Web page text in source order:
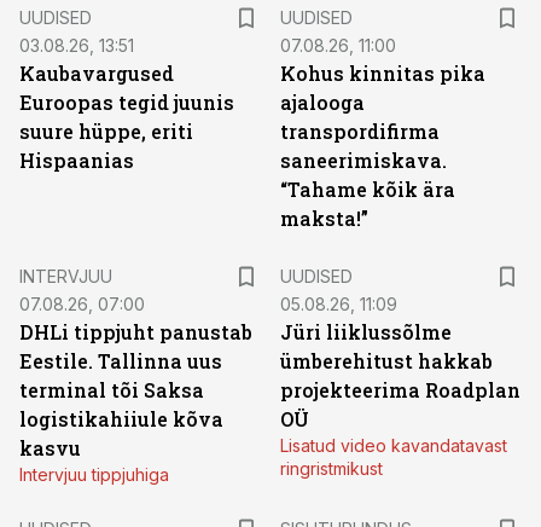
UUDISED
03.08.26, 13:51
Kaubavargused
Euroopas tegid juunis
suure hüppe, eriti
Hispaanias
UUDISED
07.08.26, 11:00
Kohus kinnitas pika
ajalooga
transpordifirma
saneerimiskava.
“Tahame kõik ära
maksta!”
INTERVJUU
07.08.26, 07:00
DHLi tippjuht panustab
Eestile. Tallinna uus
terminal tõi Saksa
logistikahiiule kõva
kasvu
Intervjuu tippjuhiga
UUDISED
05.08.26, 11:09
Jüri liiklussõlme
ümberehitust hakkab
projekteerima Roadplan
OÜ
Lisatud video kavandatavast
ringristmikust